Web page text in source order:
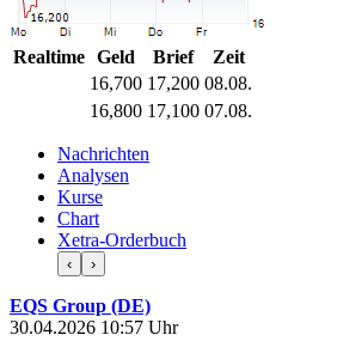
Realtime Geld Brief
Zeit
16,700 17,200 08.08.
16,800 17,100 07.08.
Nachrichten
Analysen
Kurse
Chart
Xetra-Orderbuch
‹ ›
EQS Group (DE)
30.04.2026 10:57 Uhr